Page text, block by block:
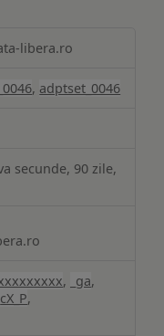
libera.ro
, adptset_0046
secunde, 90 zile,
, _ga,
cX_P,